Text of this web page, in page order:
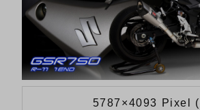
5787×4093 Pixel